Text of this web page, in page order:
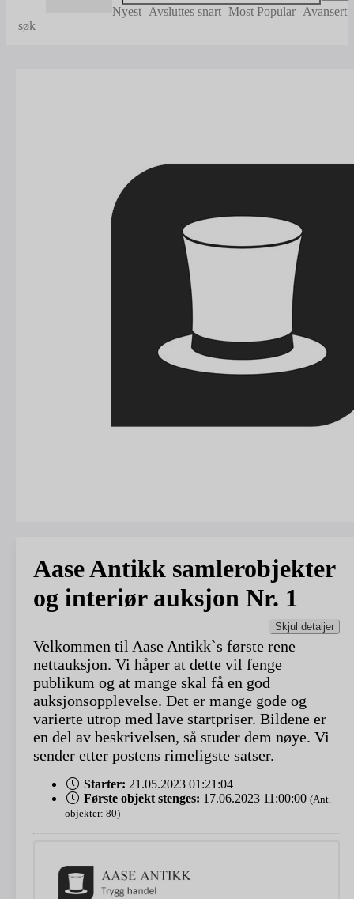
Nyest Avsluttes snart Most Popular Avansert
søk
Aase Antikk samlerobjekter
og interiør auksjon Nr. 1
Skjul detaljer
Velkommen til Aase Antikk`s første rene
nettauksjon. Vi håper at dette vil fenge
publikum og at mange skal få en god
auksjonsopplevelse. Det er mange gode og
varierte utrop med lave startpriser. Bildene er
en del av beskrivelsen, så studer dem nøye. Vi
sender etter postens rimeligste satser.
Starter: 21.05.2023 01:21:04
Første objekt stenges: 17.06.2023 11:00:00 (Ant.
objekter: 80)